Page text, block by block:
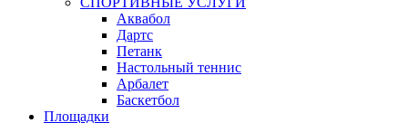
Аквабол
Дартс
Петанк
Настольный теннис
Арбалет
Баскетбол
Площадки